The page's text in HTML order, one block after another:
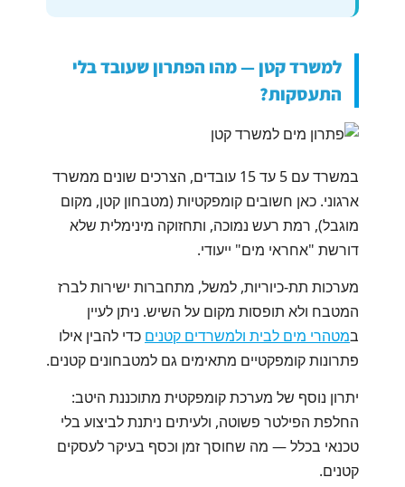
למשרד קטן — מהו הפתרון שעובד בלי
התעסקות?
במשרד עם 5 עד 15 עובדים, הצרכים שונים ממשרד
ארגוני. כאן חשובים קומפקטיות (מטבחון קטן, מקום
מוגבל), רמת רעש נמוכה, ותחזוקה מינימלית שלא
דורשת "אחראי מים" ייעודי.
מערכות תת-כיוריות, למשל, מתחברות ישירות לברז
המטבח ולא תופסות מקום על השיש. ניתן לעיין
במטהרי מים לבית ולמשרדים קטנים כדי להבין אילו
פתרונות קומפקטיים מתאימים גם למטבחונים קטנים.
יתרון נוסף של מערכת קומפקטית מתוכננת היטב:
החלפת הפילטר פשוטה, ולעיתים ניתנת לביצוע בלי
טכנאי בכלל — מה שחוסך זמן וכסף בעיקר לעסקים
קטנים.